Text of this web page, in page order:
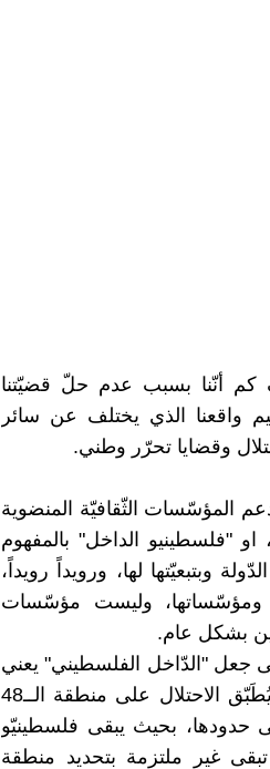
أنّنا بسبب عدم حلّ قضيّتنا
واقعنا الذي يختلف عن سائر
وقضايا تحرّر وطني.
المؤسّسات الثّقافيّة المنضوية
"فلسطينيو الداخل" بالمفهوم
وبتبعيّتها لها، ورويداً رويداً،
ومؤسّساتها، وليست مؤسّسات
بشكل عام.
جعل "الدّاخل الفلسطيني" يعني
أن كلّ فلسطين التّاريخيّة تحت سيطرتها بحيث يُطَبّق الاحتلال على منطقة الــ48
الــ67، أي السّعي لضمّ مناطق الـ67 الى حدودها، بحيث يبقى فلسطينيّو
غير ملتزمة بتحديد منطقة